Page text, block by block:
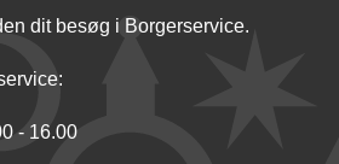
dit besøg i Borgerservice.
- 16.00